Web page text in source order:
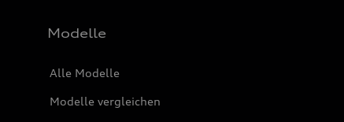
Modelle
Alle Modelle
Modelle vergleichen